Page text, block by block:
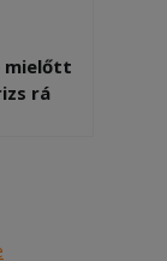
mielőtt
rá